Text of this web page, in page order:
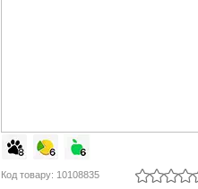
Код товару: 10108835